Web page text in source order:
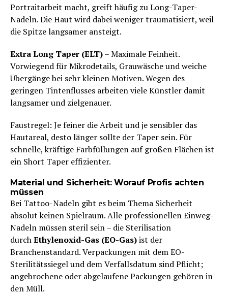
Portraitarbeit macht, greift häufig zu Long-Taper-
Nadeln. Die Haut wird dabei weniger traumatisiert, weil
die Spitze langsamer ansteigt.
Extra Long Taper (ELT)– Maximale Feinheit.
Vorwiegend für Mikrodetails, Grauwäsche und weiche
Übergänge bei sehr kleinen Motiven. Wegen des
geringen Tintenflusses arbeiten viele Künstler damit
langsamer und zielgenauer.
Faustregel: Je feiner die Arbeit und je sensibler das
Hautareal, desto länger sollte der Taper sein. Für
schnelle, kräftige Farbfüllungen auf großen Flächen ist
ein Short Taper effizienter.
Material und Sicherheit: Worauf Profis achten
müssen
Bei Tattoo-Nadeln gibt es beim Thema Sicherheit
absolut keinen Spielraum. Alle professionellen Einweg-
Nadeln müssen steril sein – die Sterilisation
durchEthylenoxid-Gas (EO-Gas)ist der
Branchenstandard. Verpackungen mit dem EO-
Sterilitätssiegel und dem Verfallsdatum sind Pflicht;
angebrochene oder abgelaufene Packungen gehören in
den Müll.